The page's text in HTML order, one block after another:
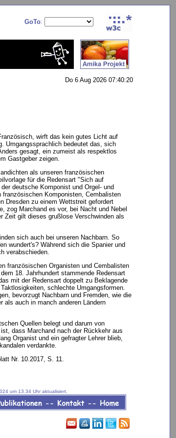
GoTo:
Do 6 Aug 2026 07:40:20
wirft das kein gutes Licht auf
Umgangssprachlich bedeutet das, sich
gesagt, ein zumeist als respektlos
Gastgeber zeigen.
als unseren französischen
für die Redensart "Sich auf
deutsche Komponist und Orgel- und
französischen Komponisten, Cembalisten
Dresden zu einem Wettstreit gefordert
zog Marchand es vor, bei Nacht und Nebel
Zeit gilt dieses grußlose Verschwinden als
sich auch bei unseren Nachbarn. So
wundert's? Während sich die Spanier und
verabschieden.
französischen Organisten und Cembalisten
18. Jahrhundert stammende Redensart
mit der Redensart doppelt zu Beklagende
schlechte Umgangsformen.
bevorzugt Nachbarn und Fremden, wie die
als auch in manch anderen Ländern
Quellen belegt und darum von
dass Marchand nach der Rückkehr aus
Organist und ein gefragter Lehrer blieb,
verdankte.
Nr. 10.2017, S. 11.
um 13.34 Uhr aktualisiert.